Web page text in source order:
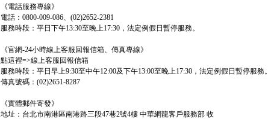
《電話服務專線》
電話：0800-009-086、(02)2652-2381
服務時段：平日下午13:30至晚上17:30，法定例假日暫停服務。
《官網-24小時線上客服回報信箱、傳真專線》
點這裡=>線上客服回報信箱
服務時段：平日早上9:30至中午12:00及下午13:00至晚上17:30，法定例假日暫停服務。
傳真號碼：(02)2651-8287
《實體郵件寄發》
地址：台北市南港區南港路三段47巷2號4樓 中華網龍客戶服務部 收